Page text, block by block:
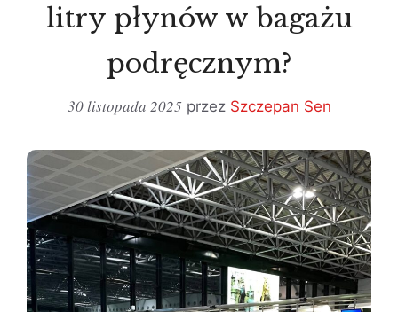
litry płynów w bagażu
podręcznym?
30 listopada 2025 przez Szczepan Sen